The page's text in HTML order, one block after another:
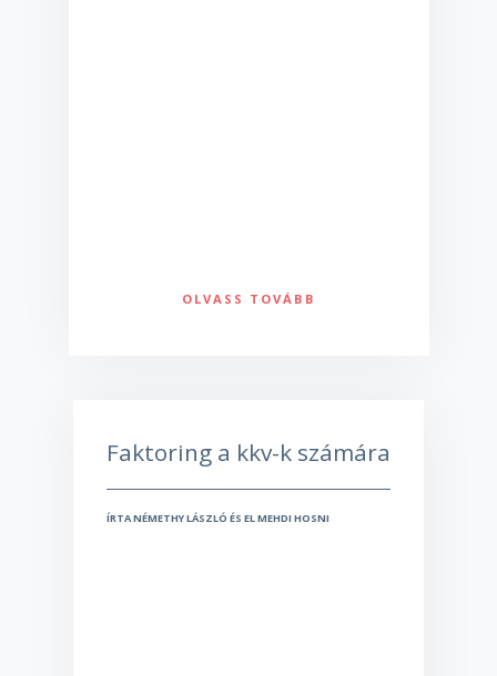
OLVASS TOVÁBB
Faktoring a kkv-k számára
ÍRTA NÉMETHY LÁSZLÓ ÉS EL MEHDI HOSNI